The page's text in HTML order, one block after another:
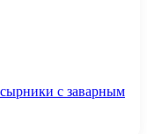
сырники с заварным